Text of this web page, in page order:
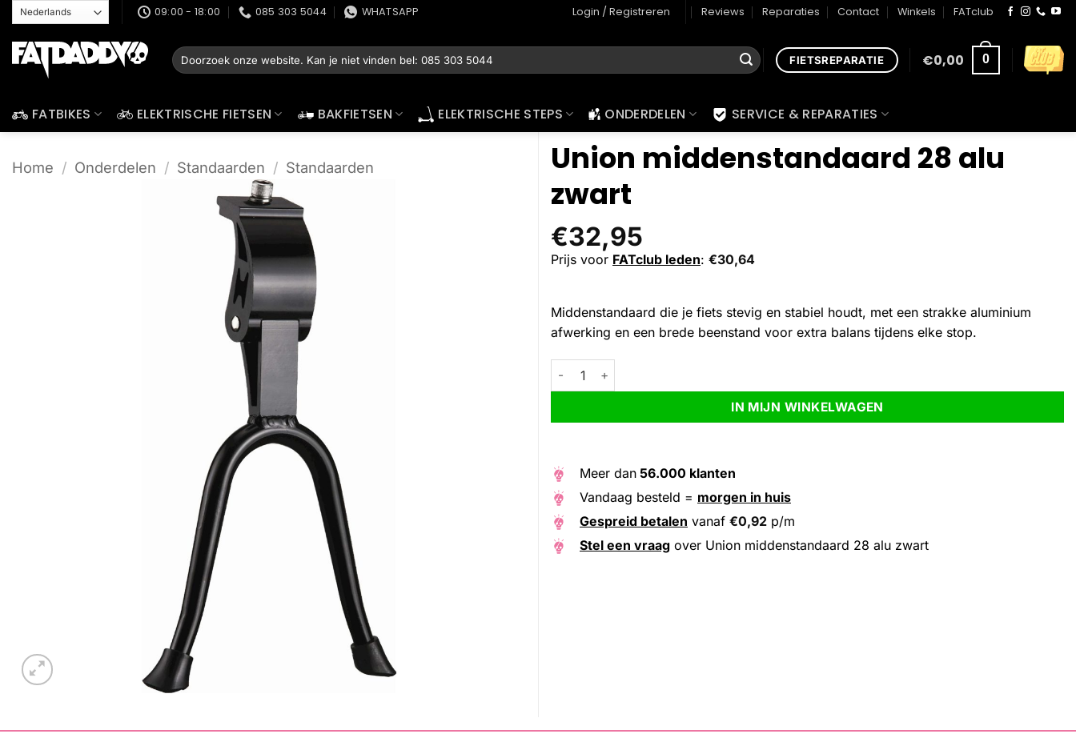
naar
inhoud
09:00 - 18:00 085 303 5044 WHATSAPP Login / Registreren Reviews Reparaties Contact Winkels FATclub
Zoeken
naar:
FIETSREPARATIE €0,00 0
FATBIKES ELEKTRISCHE FIETSEN BAKFIETSEN ELEKTRISCHE STEPS ONDERDELEN SERVICE & REPARATIES
Home / Onderdelen / Standaarden / Standaarden
Union middenstandaard 28 alu
zwart
€32,95
Prijs voor FATclub leden: €30,64
Middenstandaard die je fiets stevig en stabiel houdt, met een strakke aluminium
afwerking en een brede beenstand voor extra balans tijdens elke stop.
Union middenstandaard 28 alu zwart aantal
IN MIJN WINKELWAGEN
Alternative:
Meer dan 56.000 klanten
Vandaag besteld = morgen in huis
Gespreid betalen vanaf €0,92 p/m
Stel een vraag over Union middenstandaard 28 alu zwart